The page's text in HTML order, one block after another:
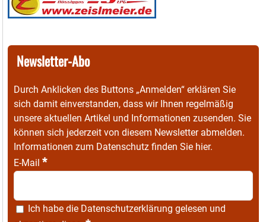
Newsletter-Abo
Durch Anklicken des Buttons „Anmelden“ erklären Sie
sich damit einverstanden, dass wir Ihnen regelmäßig
unsere aktuellen Artikel und Informationen zusenden. Sie
können sich jederzeit von diesem Newsletter abmelden.
Informationen zum Datenschutz finden Sie hier.
E-Mail *
Ich habe die Datenschutzerklärung gelesen und